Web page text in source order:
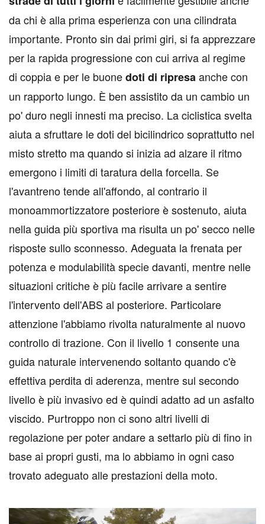
da chi è alla prima esperienza con una cilindrata
importante. Pronto sin dai primi giri, si fa apprezzare
per la rapida progressione con cui arriva al regime
di coppia e per le buonedoti di ripresaanche con
un rapporto lungo. È ben assistito da un cambio un
po' duro negli innesti ma preciso. La ciclistica svelta
aiuta a sfruttare le doti del bicilindrico soprattutto nel
misto stretto ma quando si inizia ad alzare il ritmo
emergono i limiti di taratura della forcella. Se
l'avantreno tende all'affondo, al contrario il
monoammortizzatore posteriore è sostenuto, aiuta
nella guida più sportiva ma risulta un po' secco nelle
risposte sullo sconnesso. Adeguata la frenata per
potenza e modulabilità specie davanti, mentre nelle
situazioni critiche è più facile arrivare a sentire
l'intervento dell'ABS al posteriore. Particolare
attenzione l'abbiamo rivolta naturalmente al nuovo
controllo di trazione. Con il livello 1 consente una
guida naturale intervenendo soltanto quando c'è
effettiva perdita di aderenza, mentre sul secondo
livello è più invasivo ed è quindi adatto ad un asfalto
viscido. Purtroppo non ci sono altri livelli di
regolazione per poter andare a settarlo più di fino in
base ai propri gusti, ma lo abbiamo in ogni caso
trovato adeguato alle prestazioni della moto.